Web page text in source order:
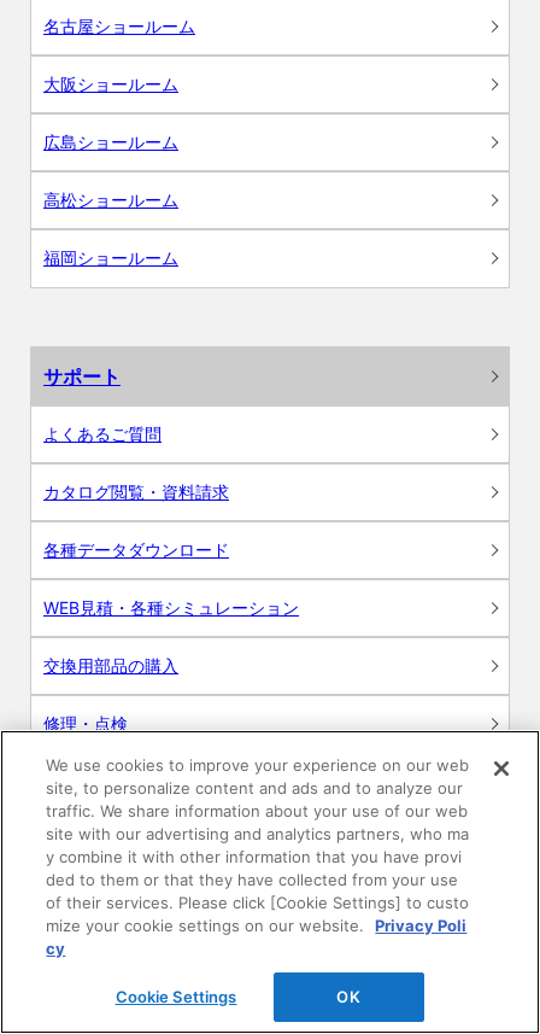
名古屋ショールーム
大阪ショールーム
広島ショールーム
高松ショールーム
福岡ショールーム
サポート
よくあるご質問
カタログ閲覧・資料請求
各種データダウンロード
WEB見積・各種シミュレーション
交換用部品の購入
修理・点検
お問い合わせ
ログイン
建築・設計関係者様向けサイト
ユーザー登録サービス
WEB見積システム
We use cookies to improve your experience on our web
site, to personalize content and ads and to analyze our
traffic. We share information about your use of our web
site with our advertising and analytics partners, who ma
y combine it with other information that you have provi
ded to them or that they have collected from your use
of their services. Please click [Cookie Settings] to custo
mize your cookie settings on our website.
Privacy Poli
cy
Cookie Settings OK